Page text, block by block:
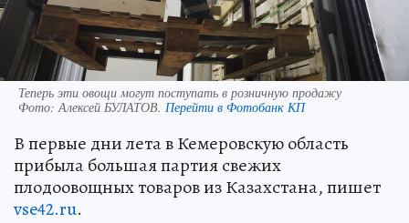
Теперь эти овощи могут поступать в розничную продажу
Фото:Алексей БУЛАТОВ. Перейти в Фотобанк КП
В первые дни лета в Кемеровскую область
прибыла большая партия свежих
плодоовощных товаров из Казахстана, пишет
vse42.ru.